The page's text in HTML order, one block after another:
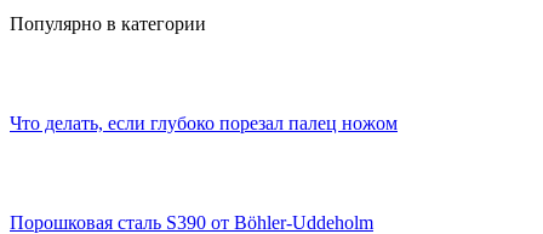
Популярно в категории
Что делать, если глубоко порезал палец ножом
Порошковая сталь S390 от Böhler-Uddeholm